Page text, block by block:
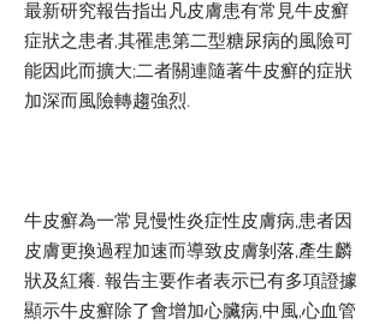
最新研究報告指出凡皮膚患有常見牛皮癬
症狀之患者,其罹患第二型糖尿病的風險可
能因此而擴大;二者關連隨著牛皮癬的症狀
加深而風險轉趨強烈.
牛皮癬為一常見慢性炎症性皮膚病,患者因
皮膚更換過程加速而導致皮膚剝落,產生麟
狀及紅癢. 報告主要作者表示已有多項證據
顯示牛皮癬除了會增加心臟病,中風,心血管